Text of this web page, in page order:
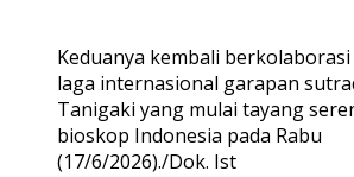
Keduanya kembali
laga internasional garapan
Tanigaki yang mulai tayang
bioskop Indonesia pada Rabu
(17/6/2026)./Dok. Ist